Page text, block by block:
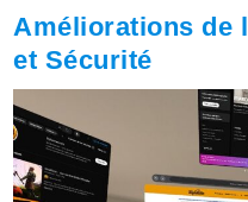
Améliorations de
et Sécurité